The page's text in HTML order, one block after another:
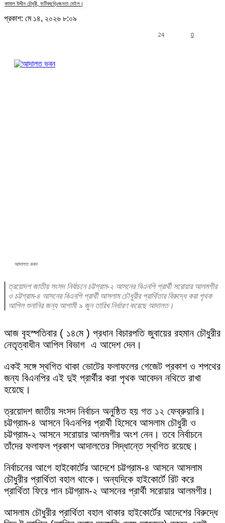
কামাল উদ্দীন চৌধুরী, ফটিকছড়িঃজনতা মেইল।
প্রকাশ: মে ১৪, ২০২৬ ৮:০৯
0
24
আদালত ভবন
ত্রয়োদশ জাতীয় সংসদ নির্বাচনে চট্টগ্রাম-২ আসনের বিএনপি প্রার্থী সরোয়ার আলমগীর
ও চট্টগ্রাম-৪ আসনের বিএনপি প্রার্থী আসলাম চৌধুরীর প্রার্থিতার বিরুদ্ধে করা পৃথক
আপিল শুনানির জন্য আগামী ৯ জুন তারিখ নির্ধারণ করেছে আদালত।
আজ বৃহস্পতিবার ( ১৪মে ) প্রধান বিচারপতি জুবায়ের রহমান চৌধুরীর
নেতৃত্বাধীন আপিল বিভাগ এ আদেশ দেন।
একই সঙ্গে স্থগিত থাকা ভোটের ফলাফলের গেজেট প্রকাশ ও শপথের
জন্য বিএনপির এই দুই প্রার্থীর করা পৃথক আবেদন নথিতে রাখা
হয়েছে।
ত্রয়োদশ জাতীয় সংসদ নির্বাচন অনুষ্ঠিত হয় গত ১২ ফেব্রুয়ারি।
চট্টগ্রাম-৪ আসনে বিএনপির প্রার্থী হিসেবে আসলাম চৌধুরী ও
চট্টগ্রাম-২ আসনে সরোয়ার আলমগীর অংশ নেন। তবে নির্বাচনে
তাঁদের ফলাফল প্রকাশ আদালতের সিদ্ধান্তে স্থগিত রয়েছে।
নির্বাচনের আগে হাইকোর্টের আদেশে চট্টগ্রাম-৪ আসনে আসলাম
চৌধুরীর প্রার্থিতা বহাল থাকে। অন্যদিকে হাইকোর্টে রিট করে
প্রার্থিতা ফিরে পান চট্টগ্রাম-২ আসনের প্রার্থী সরোয়ার আলমগীর।
আসলাম চৌধুরীর প্রার্থিতা বহাল থাকার হাইকোর্টের আদেশের বিরুদ্ধে